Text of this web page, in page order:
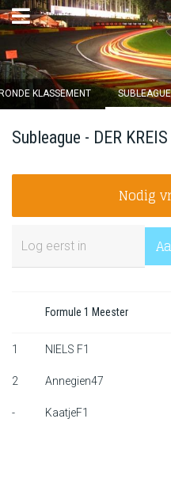
14d :
Inloggen
Klassement
Ronde klassement
F1 kalender
Renstallen
KLASSEMENT
Subleague - DER
Nodig
Formule 1 Meester
1 NIELS F1
2 Annegien47
- KaatjeF1